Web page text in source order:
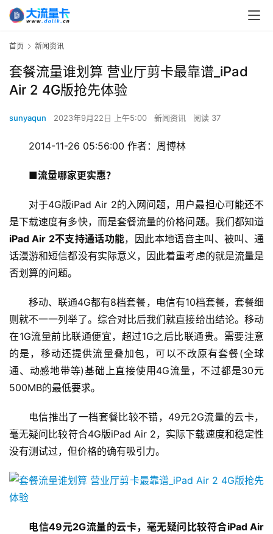
首页 新闻资讯
套餐流量谁划算 营业厅剪卡最靠谱_iPad
Air 2 4G版抢先体验
sunyaqun 2023年9月22日 上午5:00 新闻资讯 阅读 37
2014-11-26 05:56:00 作者：周博林
■流量哪家更实惠？
对于4G版iPad Air 2的入网问题，用户最担心可能还不
是下载速度有多快，而是套餐流量的价格问题。我们都知道
iPad Air 2不支持通话功能，因此本地语音主叫、被叫、通
话漫游和短信都没有实际意义，因此着重考虑的就是流量是
否划算的问题。
移动、联通4G都有8档套餐，电信有10档套餐，套餐细
则就不一一列举了。综合对比后我们就直接给出结论。移动
在1G流量前比联通便宜，超过1G之后比联通贵。需要注意
的是，移动还提供流量叠加包，可以不改原有套餐(全球
通、动感地带等)基础上直接使用4G流量，不过都是30元
500MB的最低要求。
电信推出了一档套餐比较不错，49元2G流量的云卡，
毫无疑问比较符合4G版iPad Air 2，实际下载速度和稳定性
没有测试过，但价格的确有吸引力。
电信49元2G流量的云卡，毫无疑问比较符合iPad Air